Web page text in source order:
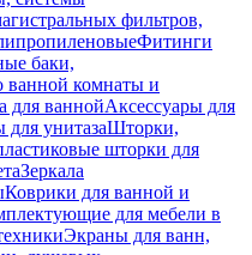
фильтров,
Фитинги
баки,
ванной комнаты и
для ваннойАксессуары для
унитазаШторки,
шторки для
Зеркала
Коврики для ванной и
для мебели в
Экраны для ванн,